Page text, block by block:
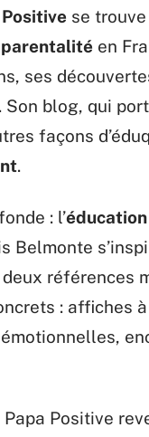
se trouve
parentalité en
ses
blog, qui
façons
.
: l’
Belmonte
deux références
: affiches
Papa Positive